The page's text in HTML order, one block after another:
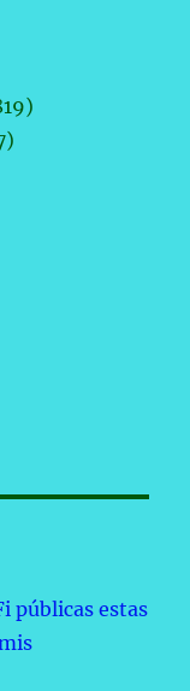
públicas estas